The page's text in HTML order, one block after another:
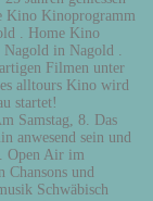
Kino Kinoprogramm
. Home Kino
in Nagold .
Filmen unter
alltours Kino wird
startet!
Samstag, 8. Das
anwesend sein und
Open Air im
und
Schwäbisch